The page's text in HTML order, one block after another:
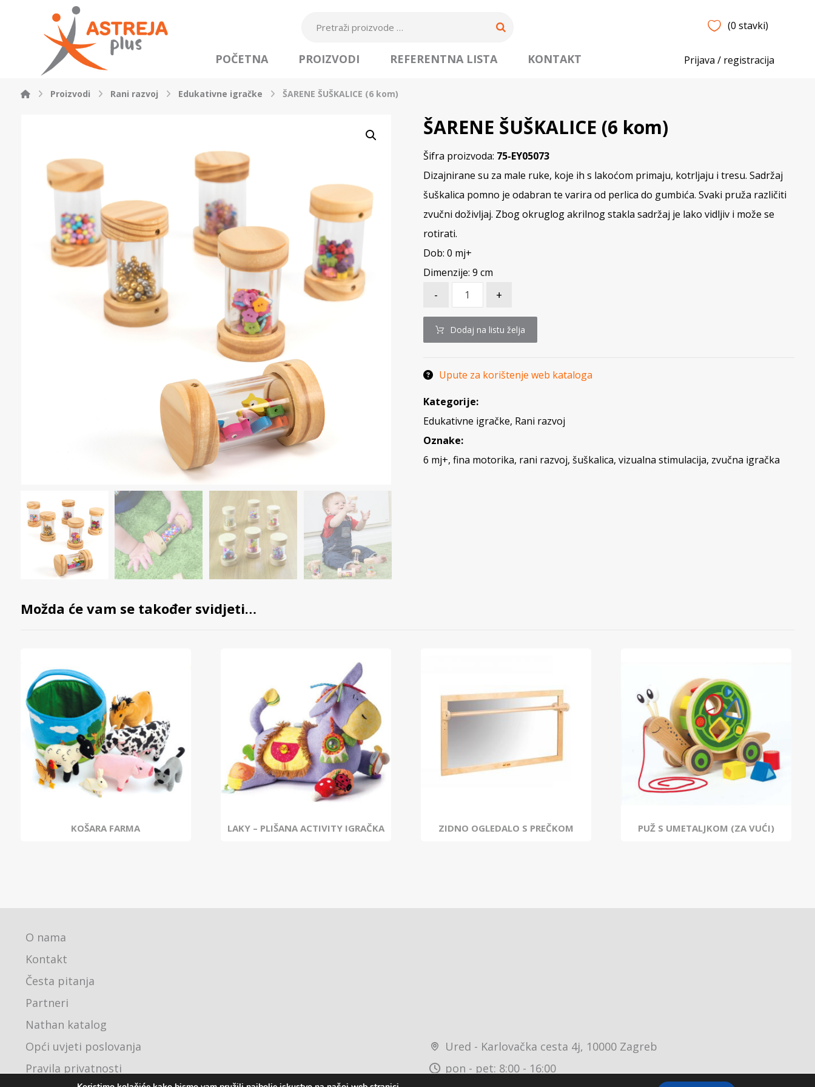
(0 stavki)
Prijava / registracija
POČETNA PROIZVODI REFERENTNA LISTA KONTAKT
Proizvodi Rani razvoj Edukativne igračke ŠARENE ŠUŠKALICE (6 kom)
ŠARENE ŠUŠKALICE (6 kom)
Šifra proizvoda: 75-EY05073
Dizajnirane su za male ruke, koje ih s lakoćom primaju, kotrljaju i tresu. Sadržaj
šuškalica pomno je odabran te varira od perlica do gumbića. Svaki pruža različiti
zvučni doživljaj. Zbog okruglog akrilnog stakla sadržaj je lako vidljiv i može se
rotirati.
Dob: 0 mj+
Dimenzije: 9 cm
- +
Dodaj na listu želja
Upute za korištenje web kataloga
Kategorije:
Edukativne igračke, Rani razvoj
Oznake:
6 mj+, fina motorika, rani razvoj, šuškalica, vizualna stimulacija, zvučna igračka
Možda će vam se također svidjeti…
KOŠARA FARMA LAKY – PLIŠANA ACTIVITY IGRAČKA ZIDNO OGLEDALO S PREČKOM PUŽ S UMETALJKOM (ZA VUĆI)
O nama
Kontakt
Česta pitanja
Partneri
Nathan katalog
Opći uvjeti poslovanja
Pravila privatnosti
Ured - Karlovačka cesta 4j, 10000 Zagreb
pon - pet: 8:00 - 16:00